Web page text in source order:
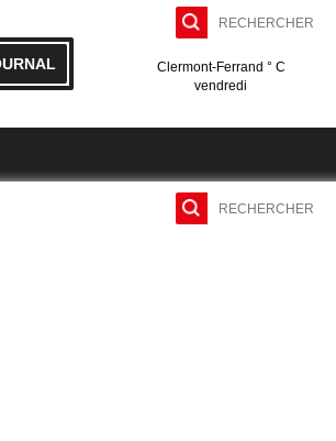
Clermont-Ferrand ° C
vendredi